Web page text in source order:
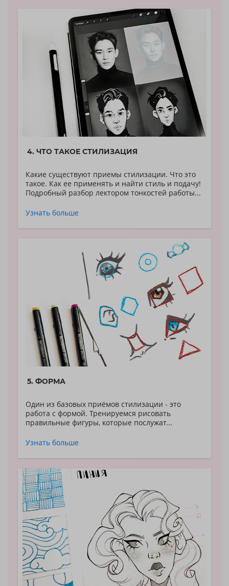
4. ЧТО ТАКОЕ СТИЛИЗАЦИЯ
Какие существуют приемы стилизации. Что это
такое. Как ее применять и найти стиль и подачу!
Подробный разбор лектором тонкостей работы...
Узнать больше
5. ФОРМА
Один из базовых приёмов стилизации - это
работа с формой. Тренируемся рисовать
правильные фигуры, которые послужат...
Узнать больше